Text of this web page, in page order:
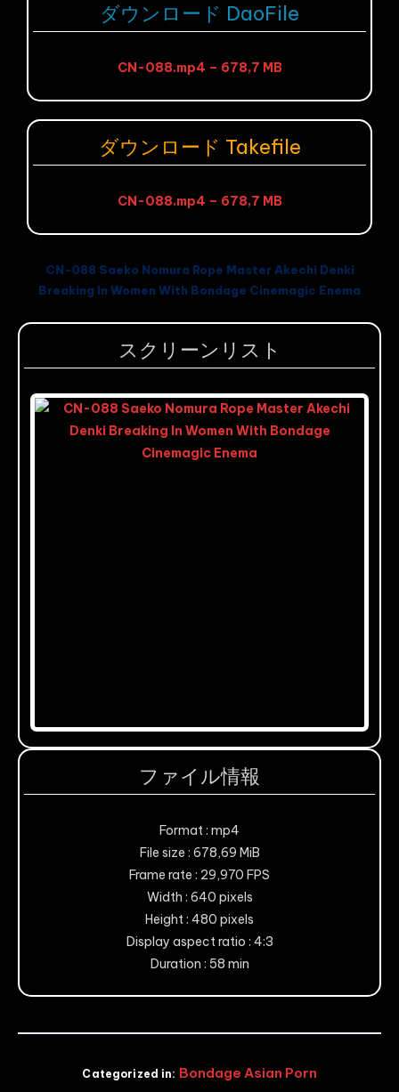
ダウンロード DaoFile
CN-088.mp4 – 678,7 MB
ダウンロード Takefile
CN-088.mp4 – 678,7 MB
CN-088 Saeko Nomura Rope Master Akechi Denki
Breaking In Women With Bondage Cinemagic Enema
スクリーンリスト
ファイル情報
Format : mp4
File size : 678,69 MiB
Frame rate : 29,970 FPS
Width : 640 pixels
Height : 480 pixels
Display aspect ratio : 4:3
Duration : 58 min
Categorized in: Bondage Asian Porn